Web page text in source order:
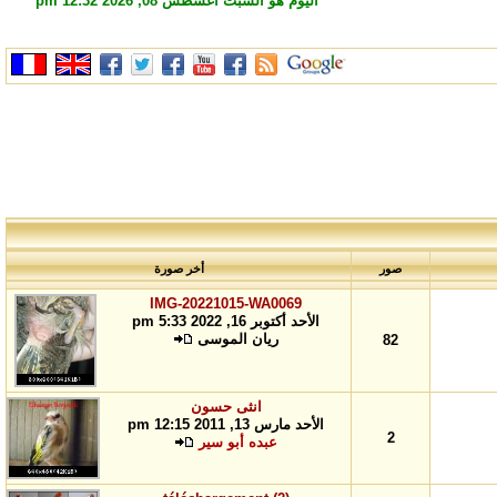
صور أخر صورة
82
IMG-20221015-WA0069
الأحد أكتوبر 16, 2022 5:33 pm
ريان الموسى
2
انثى حسون
الأحد مارس 13, 2011 12:15 pm
عبده أبو سير